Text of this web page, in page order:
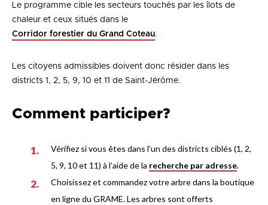
Le programme cible les secteurs touchés par les îlots de
chaleur et ceux situés dans le
Corridor forestier du Grand Coteau.
Les citoyens admissibles doivent donc résider dans les
districts 1, 2, 5, 9, 10 et 11 de Saint-Jérôme.
Comment participer?
Vérifiez si vous êtes dans l’un des districts ciblés (1, 2,
5, 9, 10 et 11) à l’aide de la recherche par adresse.
Choisissez et commandez votre arbre dans la boutique
en ligne du GRAME. Les arbres sont offerts